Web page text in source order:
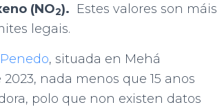
(NO2). Estes valores son máis
legais.
, situada en Mehá
nada menos que 15 anos
polo que non existen datos